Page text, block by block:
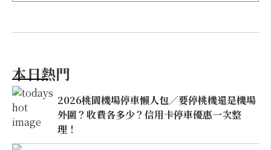
本日熱門
2026桃園機場停車懶人包／要停桃機還是機場
外圍？收費各多少？信用卡停車優惠一次整
理！